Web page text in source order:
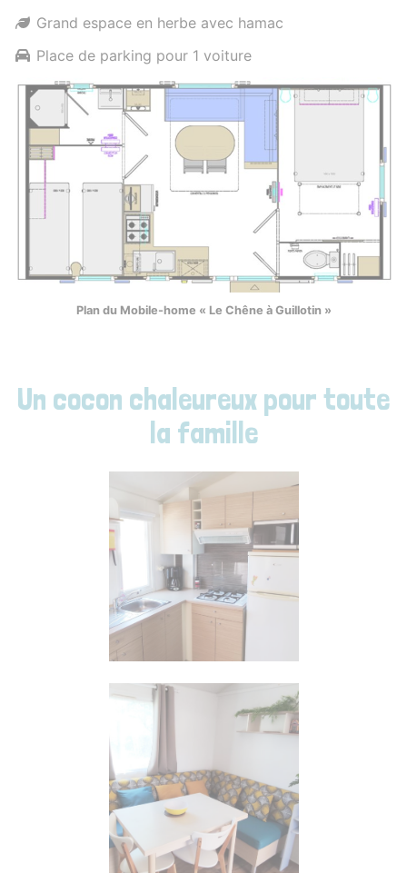
Grand espace en herbe avec hamac
Place de parking pour 1 voiture
Plan du Mobile-home « Le Chêne à Guillotin »
Un cocon chaleureux pour toute
la famille